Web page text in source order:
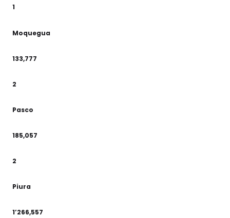
1
Moquegua
133,777
2
Pasco
185,057
2
Piura
1’266,557